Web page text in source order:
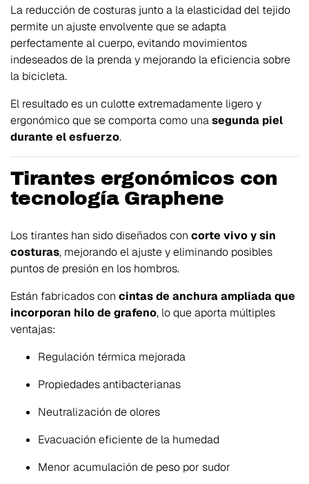
La reducción de costuras junto a la elasticidad del tejido
permite un ajuste envolvente que se adapta
perfectamente al cuerpo, evitando movimientos
indeseados de la prenda y mejorando la eficiencia sobre
la bicicleta.
El resultado es un culotte extremadamente ligero y
ergonómico que se comporta como unasegunda piel
durante el esfuerzo.
Tirantes ergonómicos con
tecnología Graphene
Los tirantes han sido diseñados con corte vivo y sin
costuras, mejorando el ajuste y eliminando posibles
puntos de presión en los hombros.
Están fabricados con cintas de anchura ampliada que
incorporan hilo de grafeno, lo que aporta múltiples
ventajas:
Regulación térmica mejorada
Propiedades antibacterianas
Neutralización de olores
Evacuación eficiente de la humedad
Menor acumulación de peso por sudor